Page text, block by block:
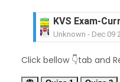
KVS Exam-
Unknown - Dec 08
Unknown- Dec 07
KVS Exam-
Click bellow 👇tab and